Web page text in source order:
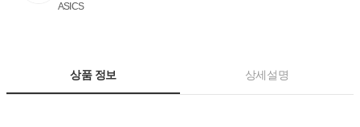
ASICS
상품 정보 상세설명